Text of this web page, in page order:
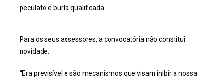
peculato e burla qualificada.
Para os seus assessores, a convocatória não constitui
novidade.
“Era previsível e são mecanismos que visam inibir a nossa